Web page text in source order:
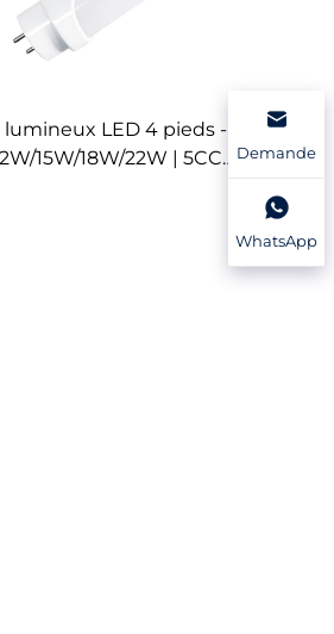
lumineux LED 4 pieds -
15W/18W/22W | 5CCT
éclairage de bureau
Demande
WhatsApp